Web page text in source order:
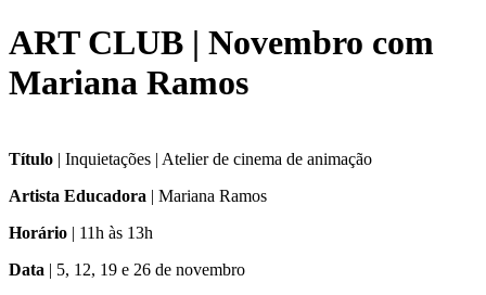
ART CLUB | Novembro com
Mariana Ramos
Título | Inquietações | Atelier de cinema de animação
Artista Educadora | Mariana Ramos
Horário | 11h às 13h
Data | 5, 12, 19 e 26 de novembro